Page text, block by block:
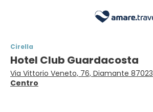
Cirella
Hotel Club Guardacosta
Via Vittorio Veneto, 76, Diamante 87023
Centro